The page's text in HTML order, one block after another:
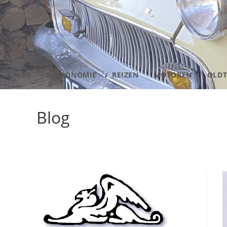
START ASTRONOMIE REIZEN MOTOREN
Blog